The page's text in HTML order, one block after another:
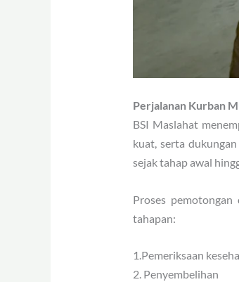
Perjalanan Kurban
BSI Maslahat
kuat, serta
sejak tahap awal
Proses
tahapan:
1.Pemeriksaan
2. Penyembelihan